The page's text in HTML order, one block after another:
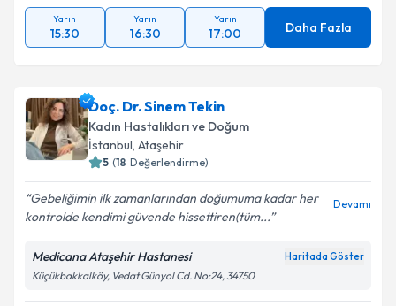
Yarın
15:30
Yarın
16:30
Yarın
17:00 Daha Fazla
Doç. Dr. Sinem Tekin
Kadın Hastalıkları ve Doğum
İstanbul, Ataşehir
5 (18 Değerlendirme)
Gebeliğimin ilk zamanlarından doğumuma kadar her
kontrolde kendimi güvende hissettiren(tüm...
Devamı
Medicana Ataşehir Hastanesi Haritada Göster
Küçükbakkalköy, Vedat Günyol Cd. No:24, 34750